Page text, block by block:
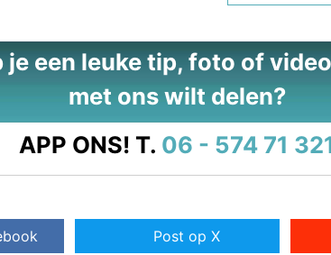
je een leuke tip, foto of
met ons wilt delen?
APP ONS! T. 06 - 574 71
Post op X